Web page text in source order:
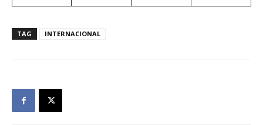
TAG INTERNACIONAL